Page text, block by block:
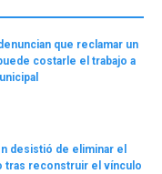
que reclamar un
costarle el trabajo a
desistió de eliminar el
tras reconstruir el vínculo